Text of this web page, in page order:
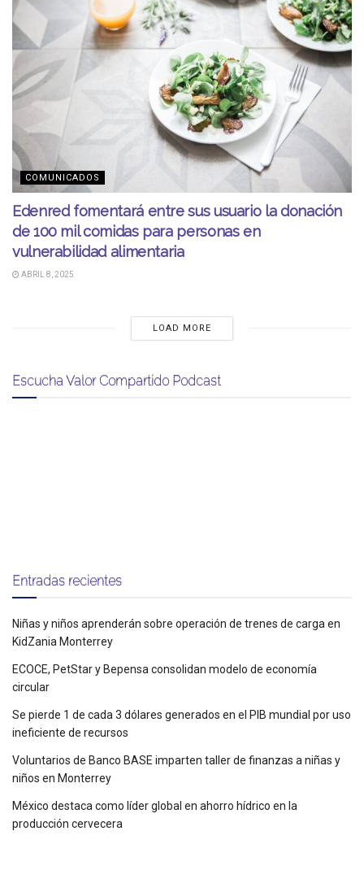
COMUNICADOS
Edenred fomentará entre sus usuario la donación
de 100 mil comidas para personas en
vulnerabilidad alimentaria
ABRIL 8, 2025
LOAD MORE
Escucha Valor Compartido Podcast
Entradas recientes
Niñas y niños aprenderán sobre operación de trenes de carga en
KidZania Monterrey
ECOCE, PetStar y Bepensa consolidan modelo de economía
circular
Se pierde 1 de cada 3 dólares generados en el PIB mundial por uso
ineficiente de recursos
Voluntarios de Banco BASE imparten taller de finanzas a niñas y
niños en Monterrey
México destaca como líder global en ahorro hídrico en la
producción cervecera